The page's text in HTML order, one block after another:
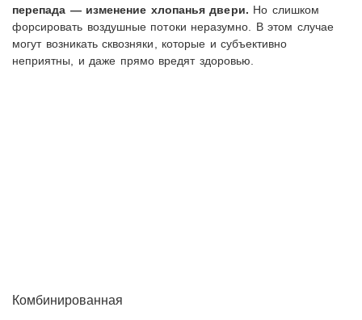
перепада — изменение хлопанья двери. Но слишком
форсировать воздушные потоки неразумно. В этом случае
могут возникать сквозняки, которые и субъективно
неприятны, и даже прямо вредят здоровью.
Комбинированная